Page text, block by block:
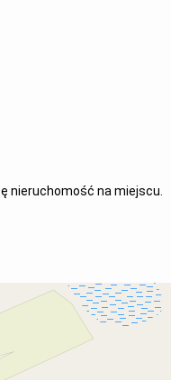
nieruchomość na miejscu.